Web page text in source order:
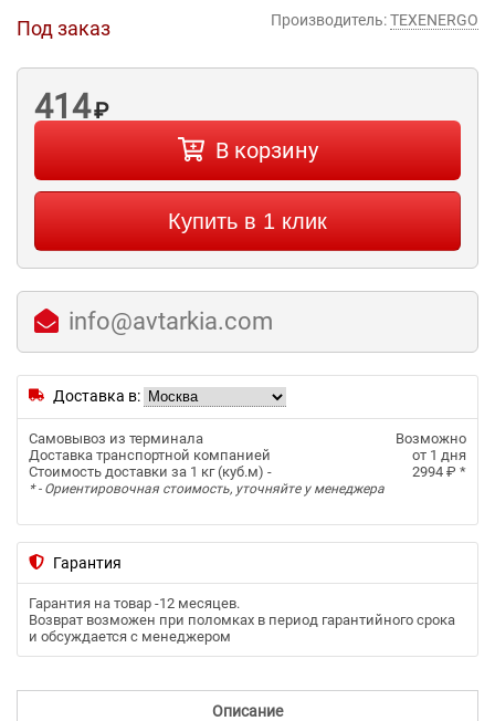
Под заказ Производитель:TEXENERGO
414₽
В корзину
Купить в 1 клик
info@avtarkia.com
Доставка в:
Самовывоз из терминала
Возможно
Доставка транспортной компанией
от 1 дня
Стоимость доставки за 1 кг (куб.м) -
2994 ₽ *
* - Ориентировочная стоимость, уточняйте у менеджера
Гарантия
Гарантия на товар -12 месяцев.
Возврат возможен при поломках в период гарантийного срока
и обсуждается с менеджером
Описание